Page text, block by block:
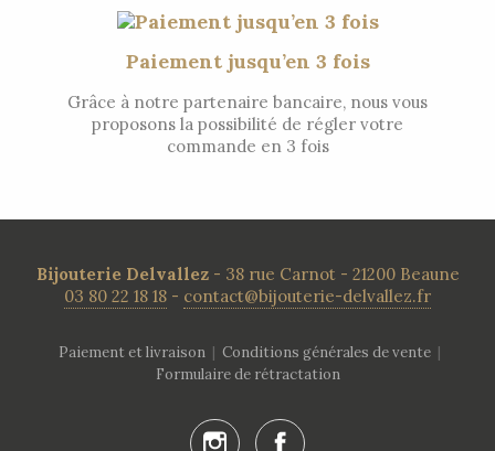
Paiement jusqu’en 3 fois
Grâce à notre partenaire bancaire, nous vous
proposons la possibilité de régler votre
commande en 3 fois
Bijouterie Delvallez- 38 rue Carnot - 21200 Beaune
03 80 22 18 18 - contact@bijouterie-delvallez.fr
Paiement et livraison | Conditions générales de vente |
Formulaire de rétractation